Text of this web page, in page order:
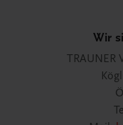
Wir
TRAUNER